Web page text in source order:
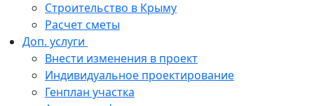
Строительство в Крыму
Расчет сметы
Доп. услуги
Внести изменения в проект
Индивидуальное проектирование
Генплан участка